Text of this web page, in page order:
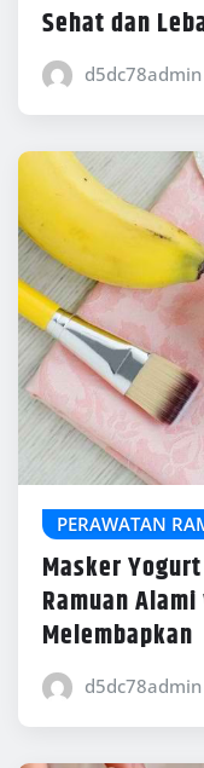
Sehat dan
d5dc78admin
PERAWATAN
Masker
Ramuan
Melembapkan
d5dc78admin